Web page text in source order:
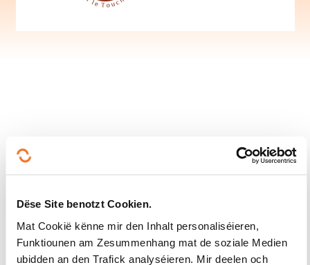
Dëse Site benotzt Cookien.
Mat Cookië kënne mir den Inhalt personaliséieren,
Funktiounen am Zesummenhang mat de soziale Medien
ubidden an den Trafick analyséieren. Mir deelen och
Suivéiert eis!
Facebook
Twitter